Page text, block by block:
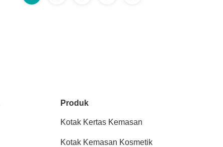
Produk
Kotak Kertas Kemasan
Kotak Kemasan Kosmetik